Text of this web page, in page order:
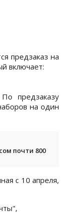
предзаказ на
включает:
предзаказу
на один
почти 800
с 10 апреля,